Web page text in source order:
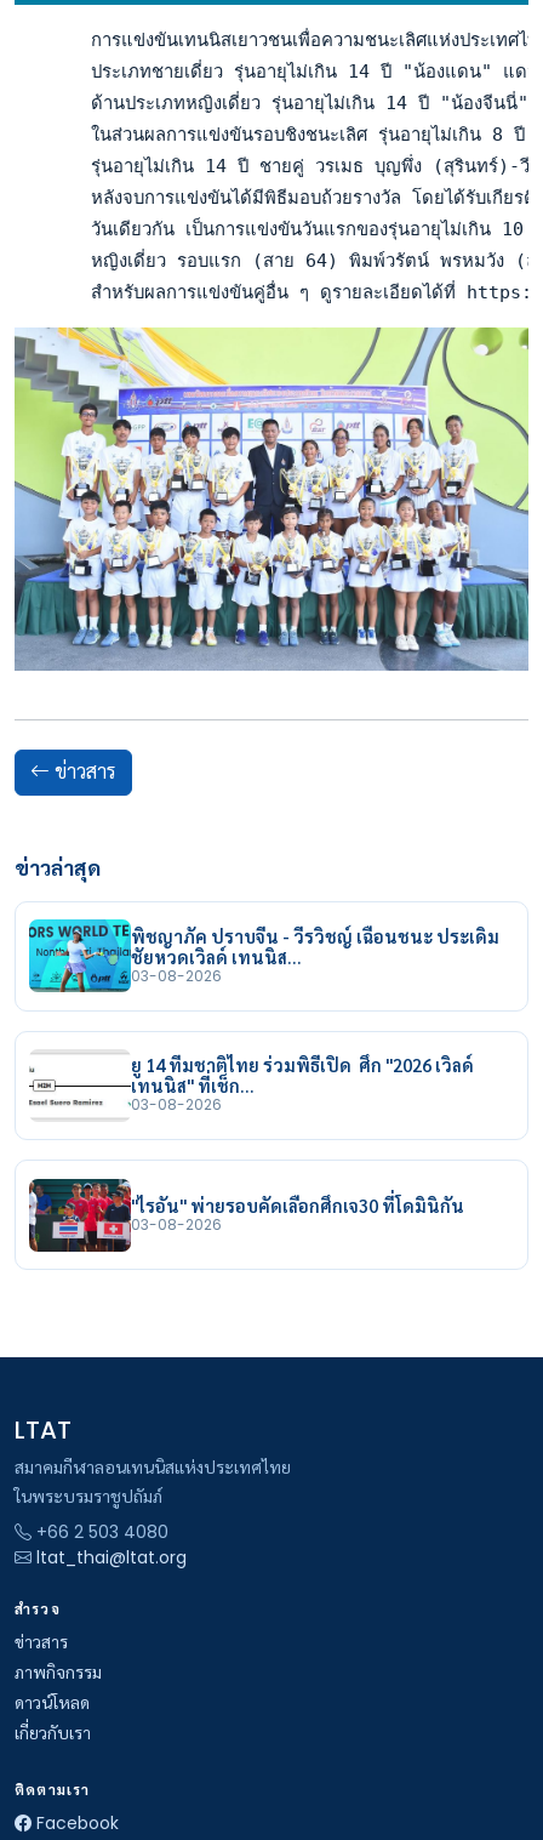
การแข่งขันเทนนิสเยาวชนเพื่อความชนะเลิศแห่งประเทศ
ประเภทชายเดี่ยว รุ่นอายุไม่เกิน 14 ปี "น้องแดน" แด
ด้านประเภทหญิงเดี่ยว รุ่นอายุไม่เกิน 14 ปี "น้องจีนนี่
ในส่วนผลการแข่งขันรอบชิงชนะเลิศ รุ่นอายุไม่เกิน 8
รุ่นอายุไม่เกิน 14 ปี ชายคู่ วรเมธ บุญพึ่ง (สุรินทร์
หลังจบการแข่งขันได้มีพิธีมอบถ้วยรางวัล โดยได้รับเกียร
วันเดียวกัน เป็นการแข่งขันวันแรกของรุ่นอายุไม่เกิน
หญิงเดี่ยว รอบแรก (สาย 64) พิมพ์วรัตน์ พรหมวัง
สำหรับผลการแข่งขันคู่อื่น ๆ ดูรายละเอียดได้ที่
ข่าวสาร
ข่าวล่าสุด
พิชญาภัค ปราบจีน - วีรวิชญ์ เฉือนชนะ ประเดิม
ชัยหวดเวิลด์ เทนนิส…
03-08-2026
ยู 14 ทีมชาติไทย ร่วมพิธีเปิด ศึก "2026 เวิลด์
เทนนิส" ที่เช็ก…
03-08-2026
"ไรอัน" พ่ายรอบคัดเลือกศึกเจ30 ที่โดมินิกัน
03-08-2026
LTAT
สมาคมกีฬาลอนเทนนิสแห่งประเทศไทย
ในพระบรมราชูปถัมภ์
+66 2 503 4080
ltat_thai@ltat.org
สำรวจ
ข่าวสาร
ภาพกิจกรรม
ดาวน์โหลด
เกี่ยวกับเรา
ติดตามเรา
Facebook